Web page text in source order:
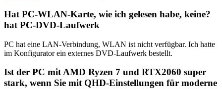
Hat PC-WLAN-Karte, wie ich gelesen habe, keine?
hat PC-DVD-Laufwerk
PC hat eine LAN-Verbindung, WLAN ist nicht verfügbar. Ich hatte
im Konfigurator ein externes DVD-Laufwerk bestellt.
Ist der PC mit AMD Ryzen 7 und RTX2060 super
stark, wenn Sie mit QHD-Einstellungen für moderne